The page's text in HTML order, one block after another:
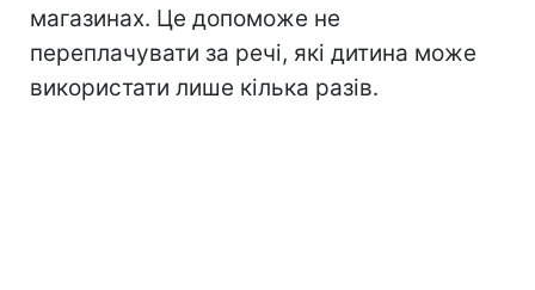
магазинах. Це допоможе не
переплачувати за речі, які дитина може
використати лише кілька разів.